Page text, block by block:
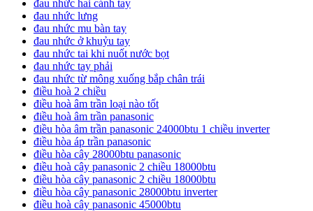
đau nhức hai cánh tay
đau nhức lưng
đau nhức mu bàn tay
đau nhức ở khuỷu tay
đau nhức tai khi nuốt nước bọt
đau nhức tay phải
đau nhức từ mông xuống bắp chân trái
điều hoà 2 chiều
điều hoà âm trần loại nào tốt
điều hoà âm trần panasonic
điều hòa âm trần panasonic 24000btu 1 chiều inverter
điều hòa áp trần panasonic
điều hòa cây 28000btu panasonic
điều hoà cây panasonic 2 chiều 18000btu
điều hòa cây panasonic 2 chiều 18000btu
điều hòa cây panasonic 28000btu inverter
điều hoà cây panasonic 45000btu